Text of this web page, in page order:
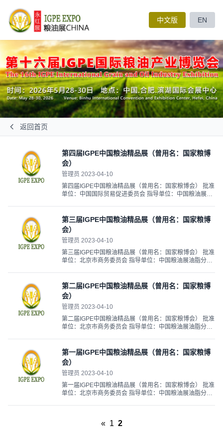
中文版 EN
返回首页
第四届IGPE中国粮油精品展（曾用名：国家粮博
会）
管理员 2023-04-10
第四届IGPE中国粮油精品展（曾用名：国家粮博会） 批准
单位：中国国际贸易促进委员会 指导单位：中国粮油展油
10月29-31日 举办地点：北...
第三届IGPE中国粮油精品展（曾用名：国家粮博
会）
管理员 2023-04-10
第三届IGPE中国粮油精品展（曾用名：国家粮博会） 批准
单位：北京市商务委员会 指导单位：中国粮油展油脂分
23-25日 举办地点：北京全国...
第二届IGPE中国粮油精品展（曾用名：国家粮博
会）
管理员 2023-04-10
第二届IGPE中国粮油精品展（曾用名：国家粮博会） 批准
单位：北京市商务委员会 指导单位：中国粮油展油脂分
14-16日 举办地点：北京全国...
第一届IGPE中国粮油精品展（曾用名：国家粮博
会）
管理员 2023-04-10
第一届IGPE中国粮油精品展（曾用名：国家粮博会） 批准
单位：北京市商务委员会 指导单位：中国粮油展油脂分
« 1 2